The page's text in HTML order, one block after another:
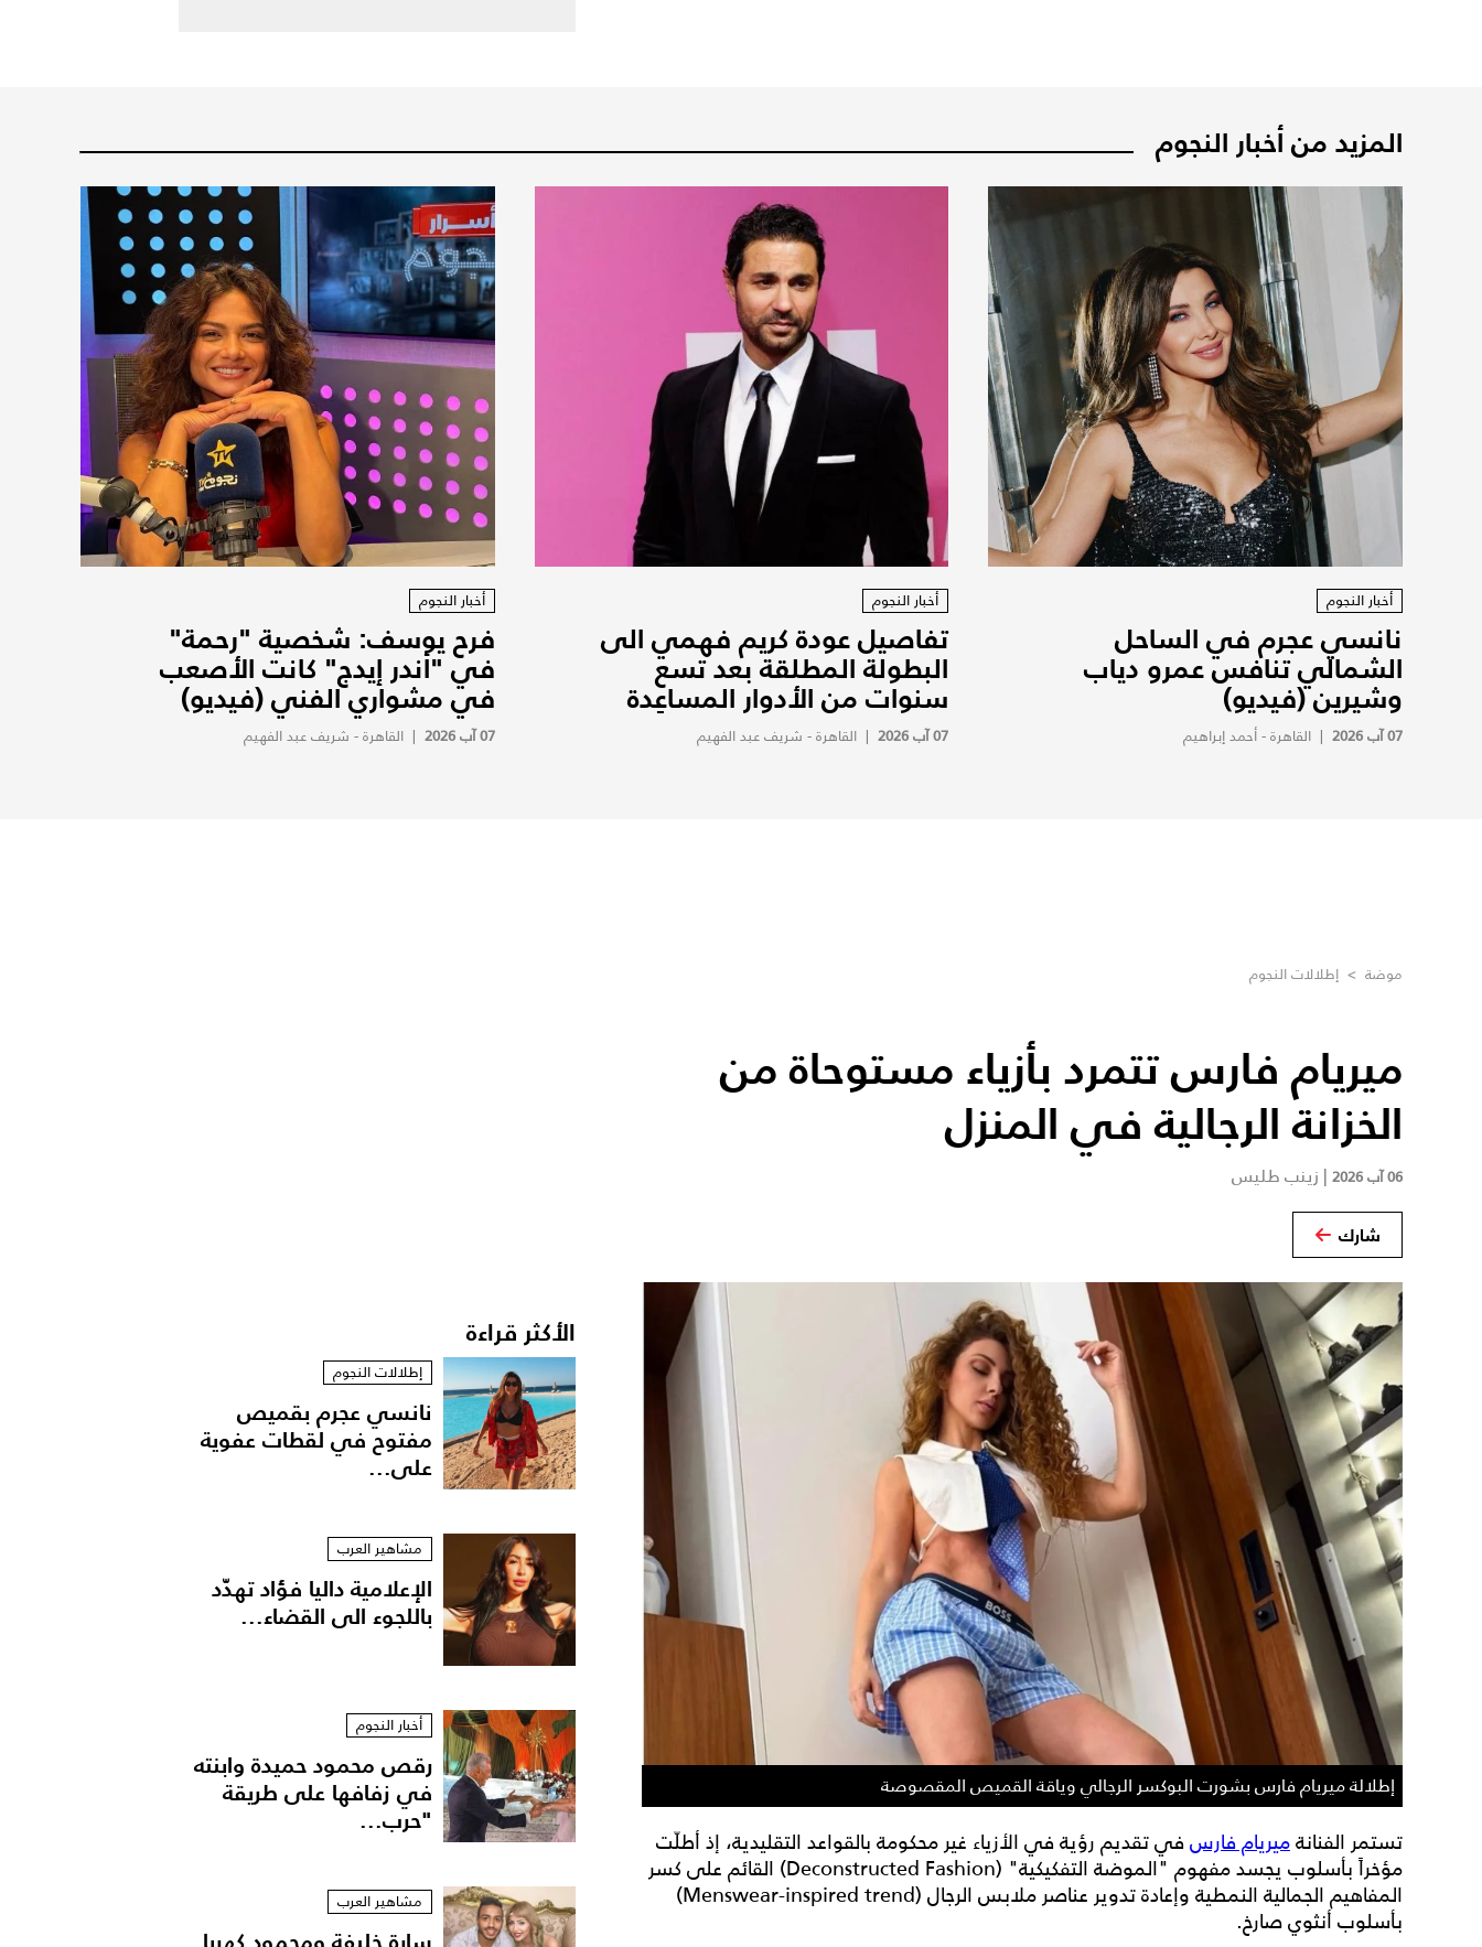
المزيد من أخبار النجوم
أخبار النجوم
نانسي عجرم في الساحل
الشمالي تنافس عمرو دياب
وشيرين (فيديو)
07 آب 2026 | القاهرة - أحمد إبراهيم
أخبار النجوم
تفاصيل عودة كريم فهمي الى
البطولة المطلقة بعد تسع
سنوات من الأدوار المساعِدة
07 آب 2026 | القاهرة - شريف عبد الفهيم
أخبار النجوم
فرح يوسف: شخصية "رحمة"
في "أندر إيدج" كانت الأصعب
في مشواري الفني (فيديو)
07 آب 2026 |القاهرة - شريف عبد الفهيم
موضة > إطلالات النجوم
ميريام فارس تتمرد بأزياء مستوحاة من
الخزانة الرجالية في المنزل
06 آب 2026 | زينب طليس
شارك
إطلالة ميريام فارس بشورت البوكسر الرجالي وياقة القميص المقصوصة
تستمر الفنانةميريام فارسفي تقديم رؤية في الأزياء غير محكومة بالقواعد التقليدية، إذ أطلّت
مؤخراً بأسلوب يجسد مفهوم "الموضة التفكيكية" (Deconstructed Fashion) القائم على كسر
المفاهيم الجمالية النمطية وإعادة تدوير عناصر ملابس الرجال (Menswear-inspired trend)
بأسلوب أنثوي صارخ.
الأكثر قراءة
إطلالات النجوم
نانسي عجرم بقميص
مفتوح في لقطات عفوية
على...
مشاهير العرب
الإعلامية داليا فؤاد تهدّد
باللجوء الى القضاء...
أخبار النجوم
رقص محمود حميدة وابنته
في زفافها على طريقة
"حرب...
مشاهير العرب